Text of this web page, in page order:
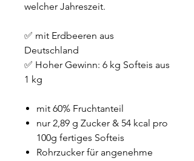
welcher Jahreszeit.
✅ mit Erdbeeren aus
Deutschland
✅ Hoher Gewinn: 6 kg Softeis aus
1 kg
mit 60% Fruchtanteil
nur 2,89 g Zucker & 54 kcal pro
100g fertiges Softeis
Rohrzucker für angenehme